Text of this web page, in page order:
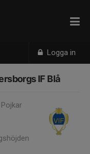
Logga in
IF Blå